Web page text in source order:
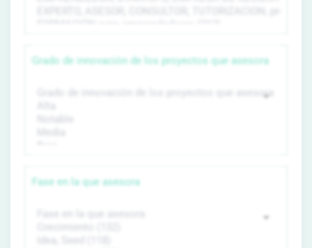
Grado de innovación de los proyectos que asesora
Fase en la que asesora